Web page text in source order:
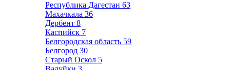
Республика Дагестан 63
Махачкала 36
Дербент 8
Каспийск 7
Белгородская область 59
Белгород 30
Старый Оскол 5